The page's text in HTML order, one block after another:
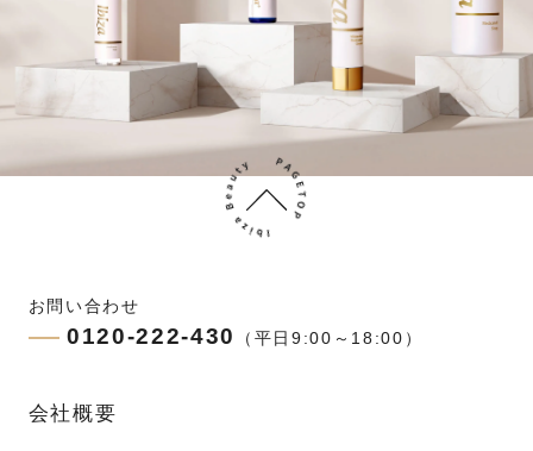
お問い合わせ
0120-222-430 （平日9:00～18:00）
会社概要